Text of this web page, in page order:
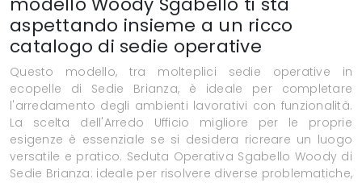
aspettando insieme a un ricco
catalogo di sedie operative
Questo modello, tra molteplici sedie operative in
ecopelle di Sedie Brianza, è ideale per completare
l'arredamento degli ambienti lavorativi con funzionalità.
La scelta dell'Arredo Ufficio migliore per le proprie
esigenze è essenziale se si desidera ricreare un luogo
versatile e pratico. Seduta Operativa Sgabello Woody di
Sedie Brianza: ideale per risolvere diverse problematiche,